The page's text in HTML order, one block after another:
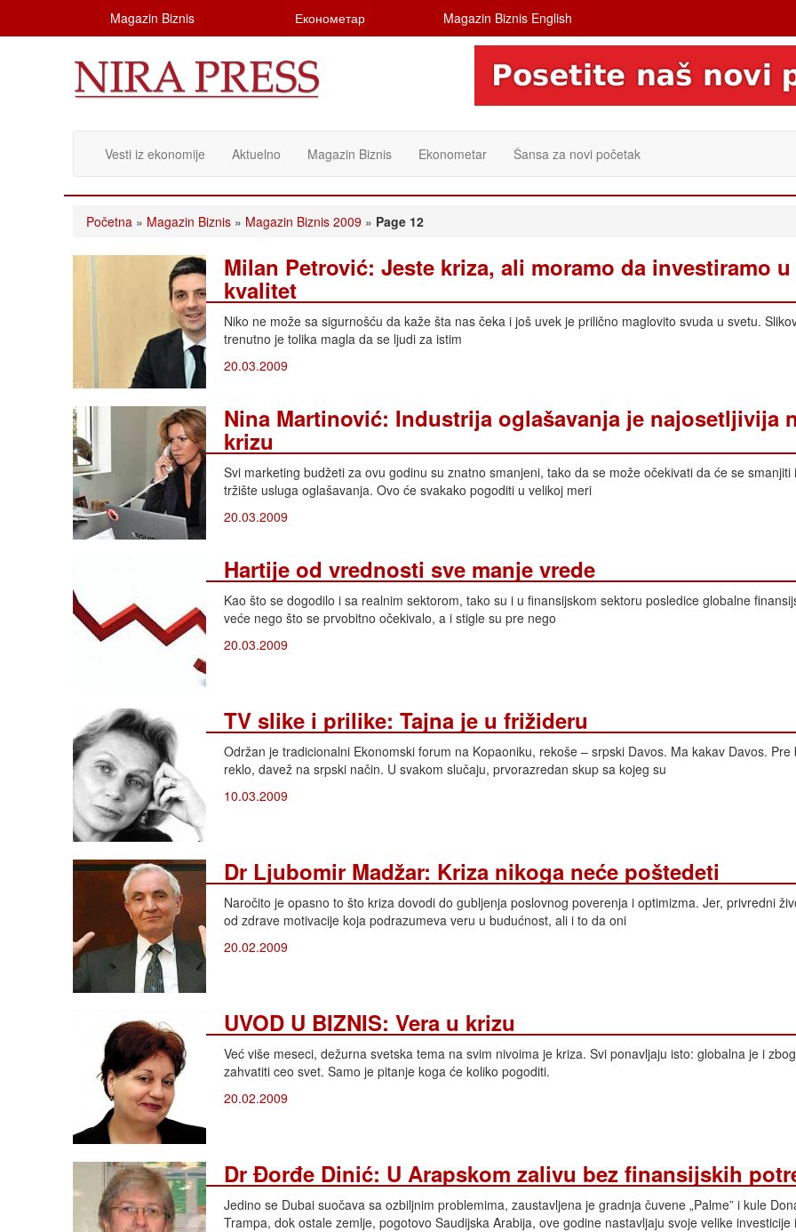
Magazin Biznis Економетар Magazin Biznis English
Vesti iz ekonomije Aktuelno Magazin Biznis Ekonometar Šansa za novi početak
Početna » Magazin Biznis » Magazin Biznis 2009 » Page 12
Milan Petrović: Jeste kriza, ali moramo da investiramo u
kvalitet
Niko ne može sa sigurnošću da kaže šta nas čeka i još uvek je prilično maglovito svuda u svetu.
trenutno je tolika magla da se ljudi za istim
20.03.2009
Nina Martinović: Industrija oglašavanja je najosetljivija
krizu
Svi marketing budžeti za ovu godinu su znatno smanjeni, tako da se može očekivati da će se smanjiti
tržište usluga oglašavanja. Ovo će svakako pogoditi u velikoj meri
20.03.2009
Hartije od vrednosti sve manje vrede
Kao što se dogodilo i sa realnim sektorom, tako su i u finansijskom sektoru posledice globalne
veće nego što se prvobitno očekivalo, a i stigle su pre nego
20.03.2009
TV slike i prilike: Tajna je u frižideru
Održan je tradicionalni Ekonomski forum na Kopaoniku, rekoše – srpski Davos. Ma kakav Davos. Pre
reklo, davež na srpski način. U svakom slučaju, prvorazredan skup sa kojeg su
10.03.2009
Dr Ljubomir Madžar: Kriza nikoga neće poštedeti
Naročito je opasno to što kriza dovodi do gubljenja poslovnog poverenja i optimizma. Jer, privredni
od zdrave motivacije koja podrazumeva veru u budućnost, ali i to da oni
20.02.2009
UVOD U BIZNIS: Vera u krizu
Već više meseci, dežurna svetska tema na svim nivoima je kriza. Svi ponavljaju isto: globalna je i
zahvatiti ceo svet. Samo je pitanje koga će koliko pogoditi.
20.02.2009
Dr Đorđe Dinić: U Arapskom zalivu bez finansijskih
Jedino se Dubai suočava sa ozbiljnim problemima, zaustavljena je gradnja čuvene „Palme” i kule
Trampa, dok ostale zemlje, pogotovo Saudijska Arabija, ove godine nastavljaju svoje velike investicije